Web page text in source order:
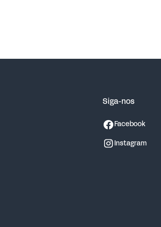
Siga-nos
Facebook
Instagram